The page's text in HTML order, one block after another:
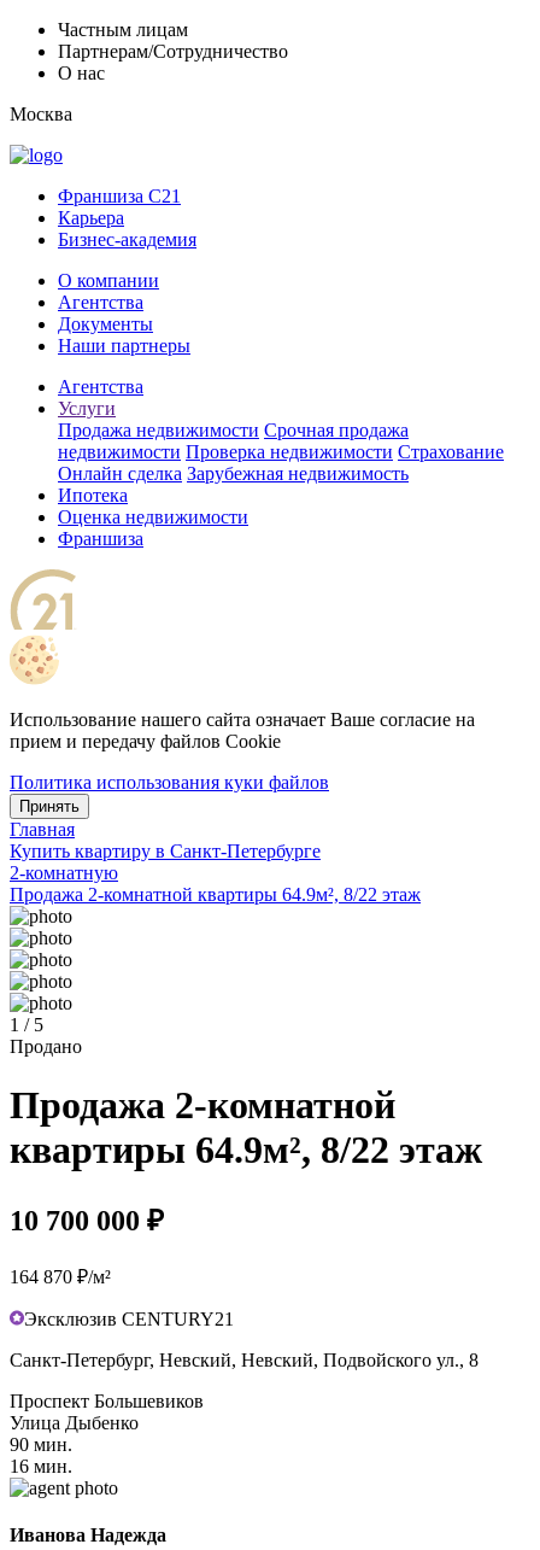
Частным лицам
Партнерам/Сотрудничество
О нас
Москва
Франшиза C21
Карьера
Бизнес-академия
О компании
Агентства
Документы
Наши партнеры
Агентства
Услуги
Продажа недвижимости Срочная продажа
недвижимости Проверка недвижимости Страхование
Онлайн сделка Зарубежная недвижимость
Ипотека
Оценка недвижимости
Франшиза
Использование нашего сайта означает Ваше согласие на
прием и передачу файлов Cookie
Политика использования куки файлов
Принять
Главная
Купить квартиру в Санкт-Петербурге
2-комнатную
Продажа 2-комнатной квартиры 64.9м², 8/22 этаж
1 / 5
Продано
Продажа 2-комнатной
квартиры 64.9м², 8/22 этаж
10 700 000 ₽
164 870 ₽/м²
Эксклюзив CENTURY21
Санкт-Петербург, Невский, Невский, Подвойского ул., 8
Проспект Большевиков
Улица Дыбенко
90 мин.
16 мин.
Иванова Надежда